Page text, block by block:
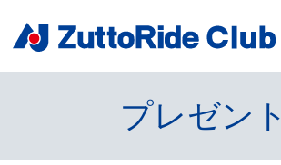
プレゼント